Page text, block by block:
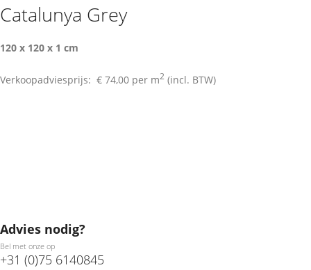
Catalunya Grey
120 x 120 x 1 cm
Verkoopadviesprijs: € 74,00 per m2 (incl. BTW)
Advies nodig?
Bel met onze op
+31 (0)75 6140845